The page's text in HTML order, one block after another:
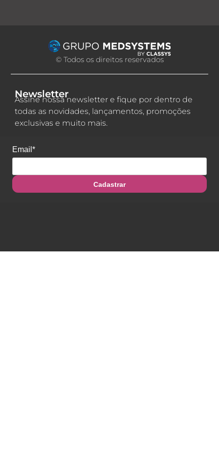
© Todos os direitos reservados
Newsletter
Assine nossa newsletter e fique por dentro de
todas as novidades, lançamentos, promoções
exclusivas e muito mais.
Email*
Cadastrar